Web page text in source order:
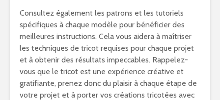
Consultez également les patrons et les tutoriels
spécifiques à chaque modèle pour bénéficier des
meilleures instructions. Cela vous aidera à maîtriser
les techniques de tricot requises pour chaque projet
et à obtenir des résultats impeccables. Rappelez-
vous que le tricot est une expérience créative et
gratifiante, prenez donc du plaisir à chaque étape de
votre projet et à porter vos créations tricotées avec